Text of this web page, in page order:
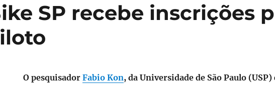
SP recebe inscrições
O pesquisadorFabio Kon, da Universidade de São Paulo (USP)